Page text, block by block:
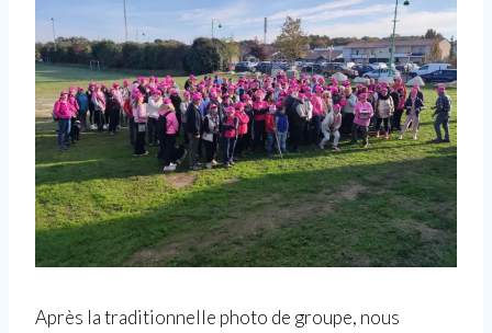
Après la traditionnelle photo de groupe, nous